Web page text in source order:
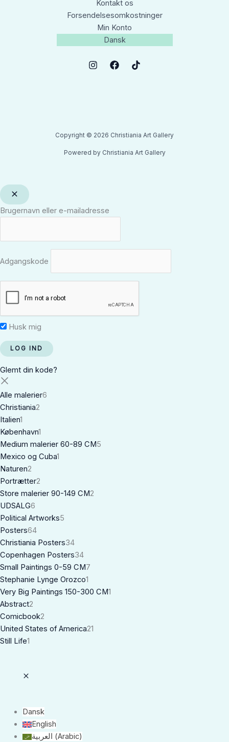
Kontakt os
Forsendelsesomkostninger
Min Konto
Dansk
Copyright © 2026 Christiania Art Gallery
Powered by Christiania Art Gallery
Brugernavn eller e-mailadresse
Adgangskode
Husk mig
Glemt din kode?
Alle malerier6
Christiania2
Italien1
København1
Medium malerier 60-89 CM5
Mexico og Cuba1
Naturen2
Portrætter2
Store malerier 90-149 CM2
UDSALG6
Political Artworks5
Posters64
Christiania Posters34
Copenhagen Posters34
Small Paintings 0-59 CM7
Stephanie Lynge Orozco1
Very Big Paintings 150-300 CM1
Abstract2
Comicbook2
United States of America21
Still Life1
Dansk
English
العربية (Arabic)